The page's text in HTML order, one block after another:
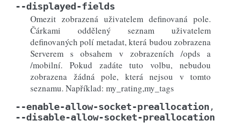
--displayed-fields
Omezit zobrazená uživatelem definovaná pole.
Čárkami oddělený seznam uživatelem
definovaných polí metadat, která budou zobrazena
Serverem s obsahem v zobrazeních /opds a
/mobilní. Pokud zadáte tuto volbu, nebudou
zobrazena žádná pole, která nejsou v tomto
seznamu. Například: my_rating,my_tags
--enable-allow-socket-preallocation ,
--disable-allow-socket-preallocation